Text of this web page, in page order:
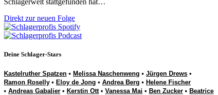
Direkt zur neuen Folge
Deine Schlager-Stars
Kastelruther Spatzen • Melissa Naschenweng • Jürgen Drews •
Ramon Roselly • Eloy de Jong • Andrea Berg • Helene Fischer
• Andreas Gabalier • Kerstin Ott• Vanessa Mai • Ben Zucker • Beatrice